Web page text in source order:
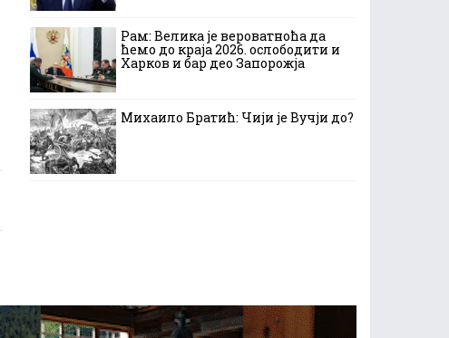
Рам: Велика је вероватноћа да
ћемо до краја 2026. ослободити и
Харков и бар део Запорожја
Михаило Братић: Чији је Вучји до?